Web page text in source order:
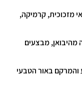
מזכוכית, קרמיקה,
מהיבואן, מבצעים
באור הטבעי